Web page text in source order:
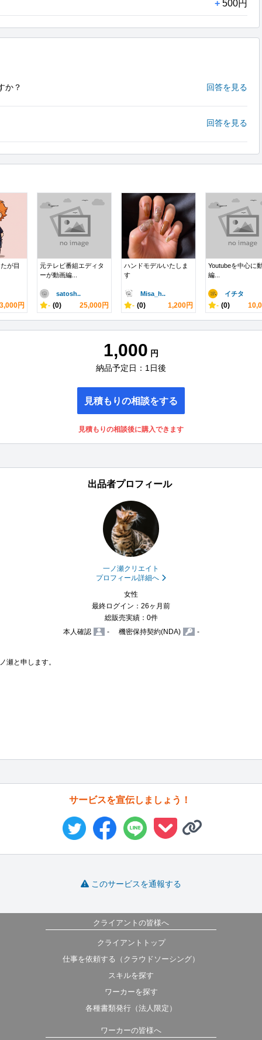
+ 500円
か？ 回答を見る
回答を見る
が目
3,000円
元テレビ番組エディタ
ーが動画編...
satosh..
- (0) 25,000円
ハンドモデルいたしま
す
Misa_h..
- (0) 1,200円
Youtubeを中心に
編...
イチタ
- (0)
1,000 円
納品予定日：1日後
見積もりの相談をする
見積もりの相談後に購入できます
出品者プロフィール
一ノ瀬クリエイト
プロフィール詳細へ
女性
最終ログイン：26ヶ月前
総販売実績：0件
本人確認
- 機密保持契約(NDA) -
瀬と申します。
サービスを宣伝しましょう！
このサービスを通報する
クライアントの皆様へ
クライアントトップ
仕事を依頼する（クラウドソーシング）
スキルを探す
ワーカーを探す
各種書類発行（法人限定）
ワーカーの皆様へ